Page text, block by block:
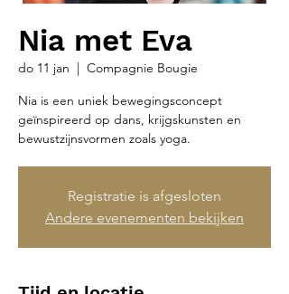
Nia met Eva
do 11 jan
  |
Compagnie Bougie
Nia is een uniek bewegingsconcept
geïnspireerd op dans, krijgskunsten en
bewustzijnsvormen zoals yoga.
Registratie is afgesloten
Andere evenementen bekijken